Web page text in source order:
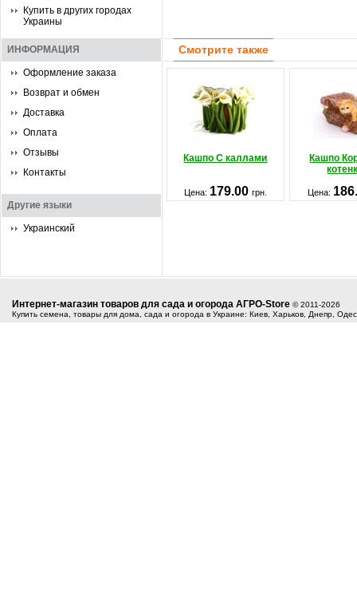
Купить в других городах
Украины
ИНФОРМАЦИЯ
Оформление заказа
Возврат и обмен
Доставка
Оплата
Отзывы
Контакты
Другие языки
Украинский
Смотрите также
Кашпо С каллами
Кашпо
Цена: 179.00 грн. Цена:
Интернет-магазин товаров для сада и огорода АГРО-Store © 2011-2026
Купить семена, товары для дома, сада и огорода в Украине: Киев, Харьков, Днепр,